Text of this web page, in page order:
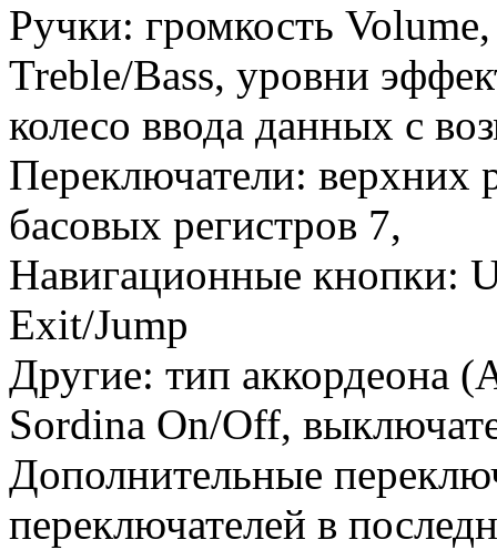
Ручки: громкость
Treble/Bass, уровни
колесо ввода данных с
Переключатели: верхних
басовых регистров 7,
Навигационные кнопки:
Exit/Jump
Другие: тип аккордеона
Sordina On/Off,
Дополнительные
переключателей в